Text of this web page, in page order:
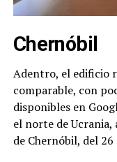
Chernóbil
Adentro, el edificio
comparable, con
disponibles en
el norte de Ucrania,
de Chernóbil, del